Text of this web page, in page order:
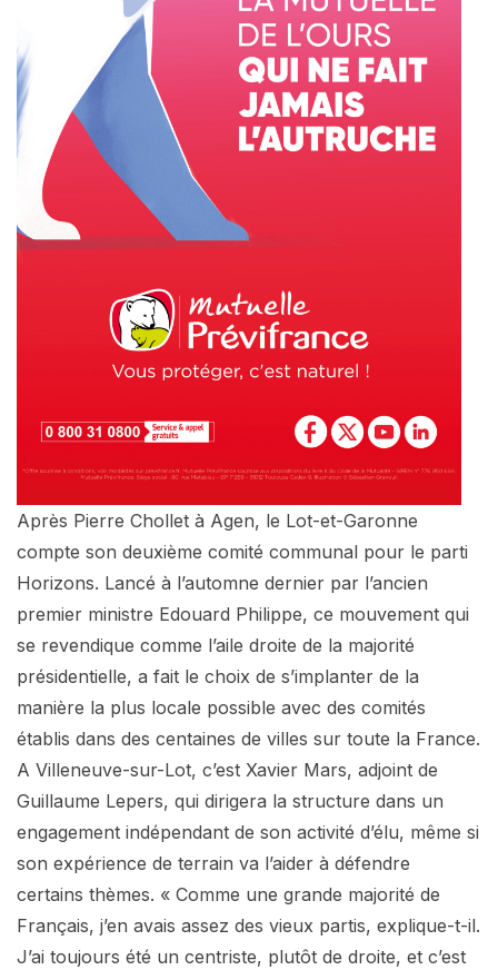
Après Pierre Chollet à Agen, le Lot-et-Garonne
compte son deuxième comité communal pour le parti
Horizons. Lancé à l’automne dernier par l’ancien
premier ministre Edouard Philippe, ce mouvement qui
se revendique comme l’aile droite de la majorité
présidentielle, a fait le choix de s’implanter de la
manière la plus locale possible avec des comités
établis dans des centaines de villes sur toute la France.
A Villeneuve-sur-Lot, c’est Xavier Mars, adjoint de
Guillaume Lepers, qui dirigera la structure dans un
engagement indépendant de son activité d’élu, même si
son expérience de terrain va l’aider à défendre
certains thèmes. « Comme une grande majorité de
Français, j’en avais assez des vieux partis, explique-t-il.
J’ai toujours été un centriste, plutôt de droite, et c’est